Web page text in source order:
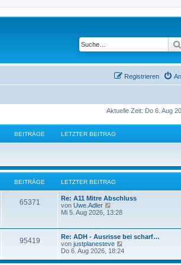
Registrieren
Aktuelle Zeit: Do 6. Aug
BEITRÄGE LETZTER BEITRAG
BEITRÄGE LETZTER BEITRAG
65371
r
L
e
t
e
r
B
e
i
Re: A11 Mitre Abschluss
von Uwe.Adler
e
t
e
r
B
Mi 5. Aug 2026, 13:28
95419B
L
e
t
Re: ADH - Ausrisse bei scharf…
von justplanesteve
e
Do 6. Aug 2026, 18:24